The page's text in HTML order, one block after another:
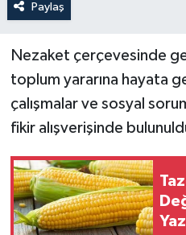
Paylaş
Nezaket çerçevesinde
toplum yararına hayata
çalışmalar ve sosyal
fikir alışverişinde